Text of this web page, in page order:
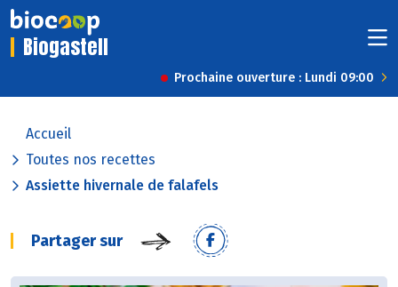
Biogastell
Prochaine ouverture : Lundi 09:00
Accueil
Toutes nos recettes
Assiette hivernale de falafels
Partager sur